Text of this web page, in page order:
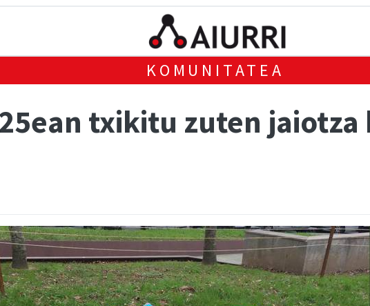
KOMUNITATEA
txikitu zuten